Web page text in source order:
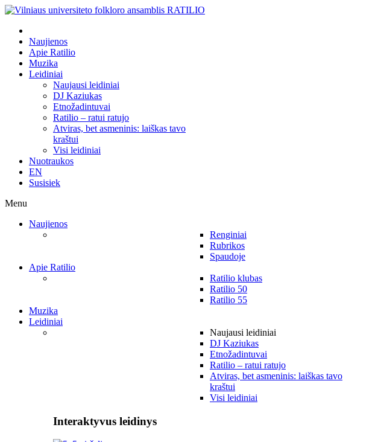
Naujienos
Apie Ratilio
Muzika
Leidiniai
Naujausi leidiniai
DJ Kaziukas
Etnožadintuvai
Ratilio – ratui ratujo
Atviras, bet asmeninis: laiškas tavo
kraštui
Visi leidiniai
Nuotraukos
EN
Susisiek
Menu
Naujienos
Renginiai
Rubrikos
Spaudoje
Apie Ratilio
Ratilio klubas
Ratilio 50
Ratilio 55
Muzika
Leidiniai
Naujausi leidiniai
DJ Kaziukas
Etnožadintuvai
Ratilio – ratui ratujo
Atviras, bet asmeninis: laiškas tavo
kraštui
Visi leidiniai
Interaktyvus leidinys